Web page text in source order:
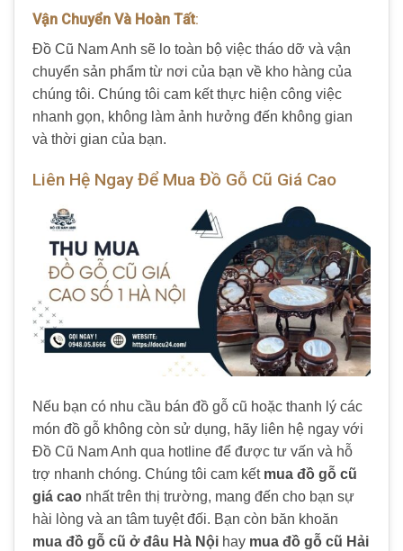
Vận Chuyển Và Hoàn Tất:
Đồ Cũ Nam Anh sẽ lo toàn bộ việc tháo dỡ và vận
chuyển sản phẩm từ nơi của bạn về kho hàng của
chúng tôi. Chúng tôi cam kết thực hiện công việc
nhanh gọn, không làm ảnh hưởng đến không gian
và thời gian của bạn.
Liên Hệ Ngay Để Mua Đồ Gỗ Cũ Giá Cao
Nếu bạn có nhu cầu bán đồ gỗ cũ hoặc thanh lý các
món đồ gỗ không còn sử dụng, hãy liên hệ ngay với
Đồ Cũ Nam Anh qua hotline để được tư vấn và hỗ
trợ nhanh chóng. Chúng tôi cam kết mua đồ gỗ cũ
giá cao nhất trên thị trường, mang đến cho bạn sự
hài lòng và an tâm tuyệt đối. Bạn còn băn khoăn
mua đồ gỗ cũ ở đâu Hà Nội hay mua đồ gỗ cũ Hải